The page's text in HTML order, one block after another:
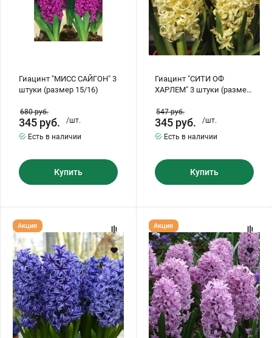
Гиацинт "МИСС САЙГОН" 3
штуки (размер 15/16)
680руб.
345 руб.
/шт.
Есть в наличии
Купить
Гиацинт "СИТИ ОФ
ХАРЛЕМ" 3 штуки (размер
547руб.
345 руб.
/шт.
Есть в наличии
Купить
Гиацинт
"БЛЮ
ДЖЕКЕТ"
3
штуки
(размер
15/16)
Акция
Гиацинт
"СПЛЕНДИД
КОРНЕЛИЯ"
3
штуки
(размер
15/16)
Акция